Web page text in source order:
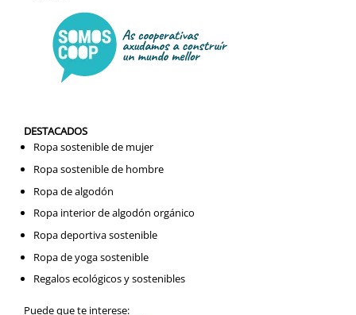
DESTACADOS
Ropa sostenible de mujer
Ropa sostenible de hombre
Ropa de algodón
Ropa interior de algodón orgánico
Ropa deportiva sostenible
Ropa de yoga sostenible
Regalos ecológicos y sostenibles
Puede que te interese: